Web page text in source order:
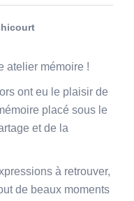
atelier mémoire !
ont eu le plaisir de
placé sous le
et de la
à retrouver,
de beaux moments